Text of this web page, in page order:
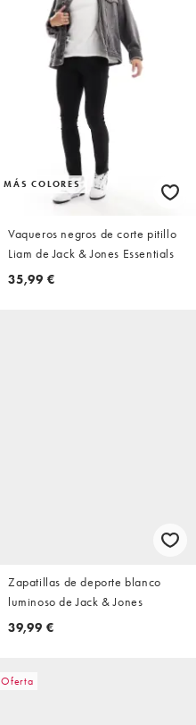
MÁS COLORES
Vaqueros negros de corte pitillo
Liam de Jack & Jones Essentials
35,99 €
Zapatillas de deporte blanco
luminoso de Jack & Jones
39,99 €
Oferta